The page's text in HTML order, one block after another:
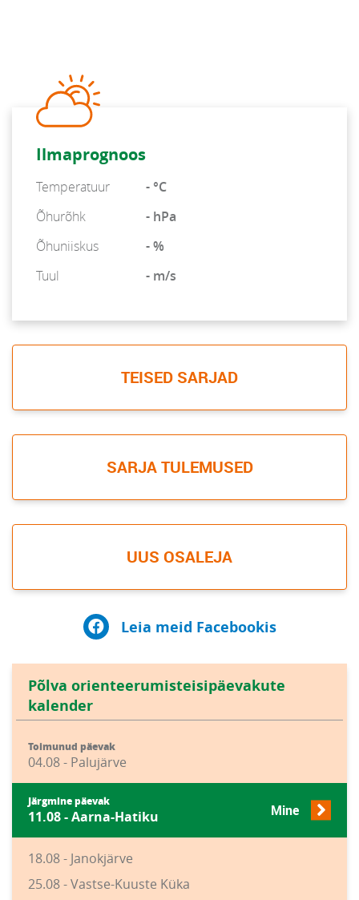
Ilmaprognoos
Temperatuur
- °C
Õhurõhk
- hPa
Õhuniiskus
- %
Tuul
- m/s
TEISED SARJAD
SARJA TULEMUSED
UUS OSALEJA
Leia meid Facebookis
Põlva orienteerumisteisipäevakute
kalender
Toimunud päevak
04.08 - Palujärve
Järgmine päevak
11.08 - Aarna-Hatiku Mine
18.08 - Janokjärve
25.08 - Vastse-Kuuste Küka